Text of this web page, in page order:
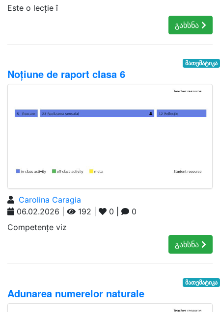
Este o lecție î
გახსნა
მათემატიკა
Noțiune de raport clasa 6
Carolina Caragia
06.02.2026 |
192 | 0 |
0
Competențe viz
გახსნა
მათემატიკა
Adunarea numerelor naturale